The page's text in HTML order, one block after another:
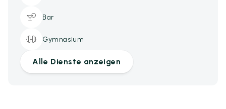
Bar
Gymnasium
Alle Dienste anzeigen